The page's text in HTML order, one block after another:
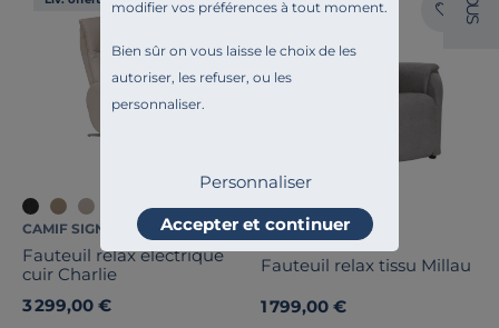
modifier vos préférences à tout moment.
Bien sûr on vous laisse le choix de les
autoriser, les refuser, ou les
personnaliser.
Personnaliser
Accepter et continuer
CAMIF SIGNATURE
Fauteuil relax électrique
cuir Charlie
3 299,00 €
COSI PAR CAMIF
Fauteuil relax tissu Millau
1 799,00 €
U
S